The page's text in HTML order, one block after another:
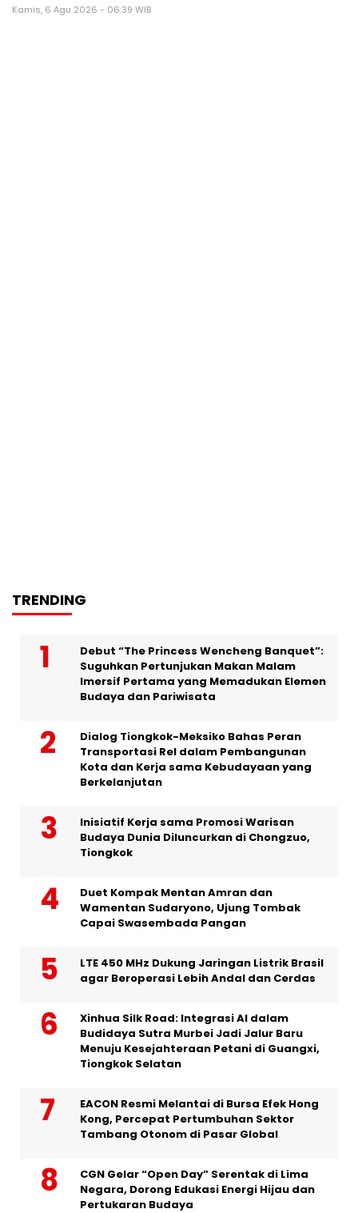
Kamis, 6 Agu 2026 - 06:39 WIB
TRENDING
Debut “The Princess Wencheng Banquet”:
Suguhkan Pertunjukan Makan Malam
Imersif Pertama yang Memadukan Elemen
Budaya dan Pariwisata
Dialog Tiongkok-Meksiko Bahas Peran
Transportasi Rel dalam Pembangunan
Kota dan Kerja sama Kebudayaan yang
Berkelanjutan
Inisiatif Kerja sama Promosi Warisan
Budaya Dunia Diluncurkan di Chongzuo,
Tiongkok
Duet Kompak Mentan Amran dan
Wamentan Sudaryono, Ujung Tombak
Capai Swasembada Pangan
LTE 450 MHz Dukung Jaringan Listrik Brasil
agar Beroperasi Lebih Andal dan Cerdas
Xinhua Silk Road: Integrasi AI dalam
Budidaya Sutra Murbei Jadi Jalur Baru
Menuju Kesejahteraan Petani di Guangxi,
Tiongkok Selatan
EACON Resmi Melantai di Bursa Efek Hong
Kong, Percepat Pertumbuhan Sektor
Tambang Otonom di Pasar Global
CGN Gelar “Open Day” Serentak di Lima
Negara, Dorong Edukasi Energi Hijau dan
Pertukaran Budaya